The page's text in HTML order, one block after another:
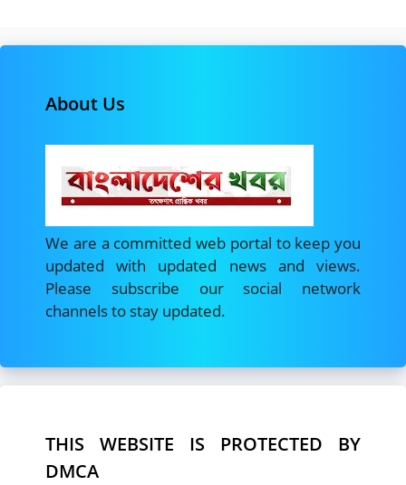
About Us
We are a committed web portal to keep you
updated with updated news and views.
Please subscribe our social network
channels to stay updated.
THIS WEBSITE IS PROTECTED BY
DMCA